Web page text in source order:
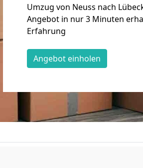
Umzug von Neuss nach
Angebot in nur 3 Minuten
Erfahrung
Angebot einholen